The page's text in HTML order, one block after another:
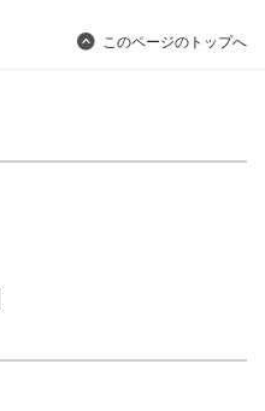
このページのトップへ